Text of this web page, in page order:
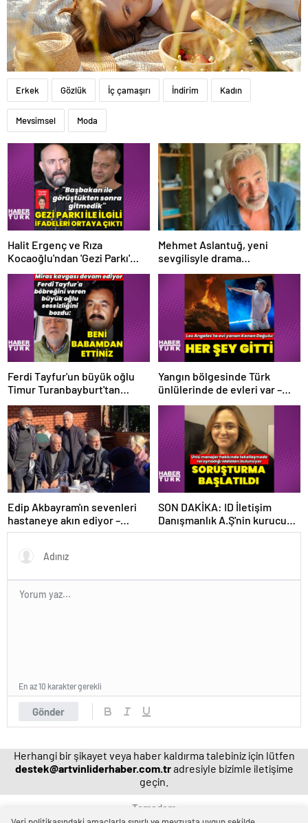
Erkek Gözlük İç çamaşırı İndirim Kadın
Mevsimsel Moda
Halit Ergenç ve Rıza
Kocaoğlu'ndan 'Gezi Parkı'
ifadesi – Magazin haberleri
Mehmet Aslantuğ, yeni
sevgilisyle drama
çalışmalarında tanıştı –
Magazin haberleri
Ferdi Tayfur'un büyük oğlu
Timur Turanbayburt'tan
Yangın bölgesinde Türk
ünlülerinde de evleri var –
Edip Akbayram'ın sevenleri
hastaneye akın ediyor –
Magazin habetrleri
SON DAKİKA: ID İletişim
Danışmanlık A.Ş'nin kurucusu
ve ortağı olan Ayşe Barım
Gönder
En az 10 karakter gerekli
Herhangi bir şikayet veya haber kaldırma talebiniz için lütfen
destek@artvinliderhaber.com.tradresiyle bizimle iletişime
geçin.
Temadam